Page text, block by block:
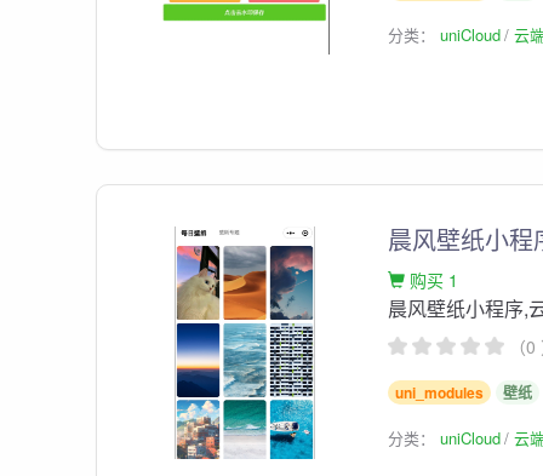
分类：uniCloud 云
晨风壁纸小
购买 1
晨风壁纸小程序,
（
uni_modules 壁纸
分类：uniCloud 云